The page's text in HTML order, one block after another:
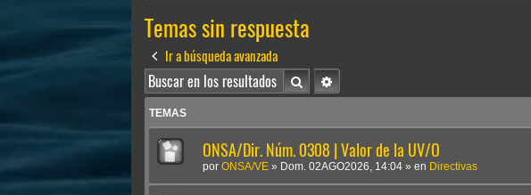
Temas sin respuesta
Ir a búsqueda avanzada
BuscarBúsqueda avanzada
TEMAS
ONSA/Dir. Núm. 0308 | Valor de la UV/O
por ONSA/VE » Dom. 02AGO2026, 14:04 » en Directivas